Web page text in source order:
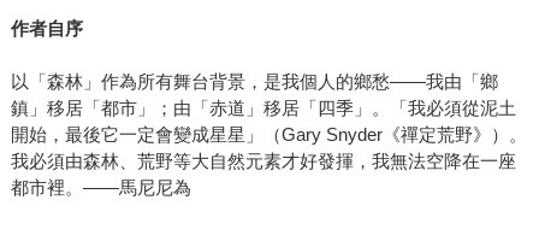
作者自序
以「森林」作為所有舞台背景，是我個人的鄉愁——我由「鄉
鎮」移居「都市」；由「赤道」移居「四季」。「我必須從泥土
開始，最後它一定會變成星星」（Gary Snyder《禪定荒野》）。
我必須由森林、荒野等大自然元素才好發揮，我無法空降在一座
都市裡。——馬尼尼為